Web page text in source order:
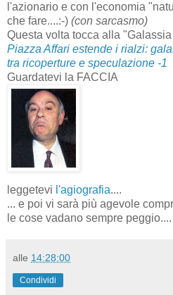
l'azionario e con l'economia
che fare....:-) (con sarcasmo)
Questa volta tocca alla
Piazza Affari estende i rialzi:
tra ricoperture e speculazione -1
Guardatevi la FACCIA
leggetevi l'agiografia....
... e poi vi sarà più agevole
le cose vadano sempre peggio....
alle 14:28:00
Condividi